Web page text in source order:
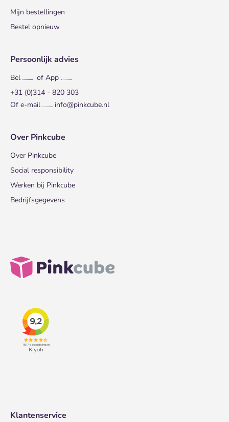
Mijn bestellingen
Bestel opnieuw
Persoonlijk advies
Bel
of App
+31 (0)314 - 820 303
Of e-mail
info@pinkcube.nl
Over Pinkcube
Over Pinkcube
Social responsibility
Werken bij Pinkcube
Bedrijfsgegevens
Klantenservice